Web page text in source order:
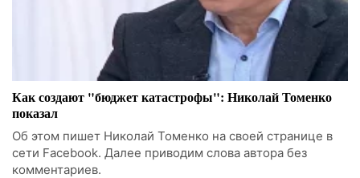
Как создают "бюджет катастрофы": Николай Томенко
показал
Об этом пишет Николай Томенко на своей странице в
сети Facebook. Далее приводим слова автора без
комментариев.